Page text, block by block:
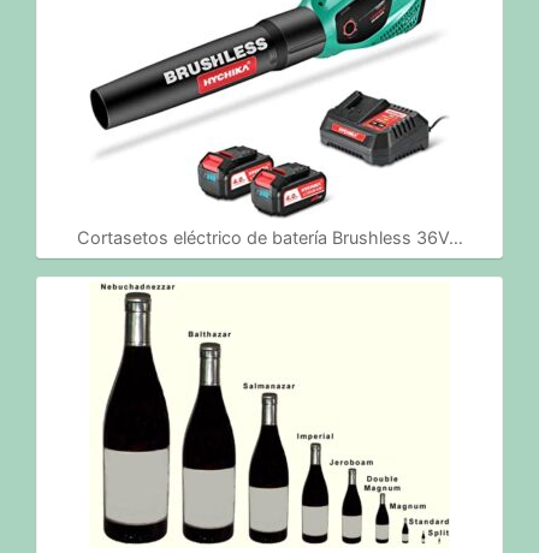
Cortasetos eléctrico de batería Brushless 36V…